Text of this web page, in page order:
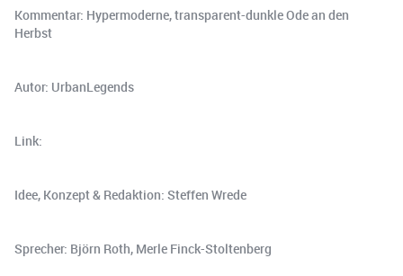
Kommentar: Hypermoderne, transparent-dunkle Ode an den
Herbst
Autor: UrbanLegends
Link:
Idee, Konzept & Redaktion: Steffen Wrede
Sprecher: Björn Roth, Merle Finck-Stoltenberg